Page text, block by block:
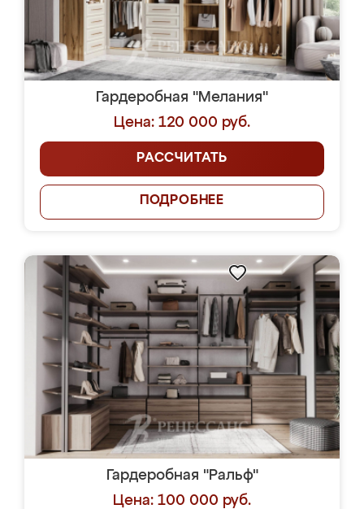
Гардеробная "Мелания"
Цена: 120 000 руб.
РАССЧИТАТЬ
ПОДРОБНЕЕ
Гардеробная "Ральф"
Цена: 100 000 руб.